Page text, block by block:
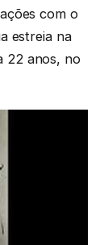
com o
estreia na
22 anos, no